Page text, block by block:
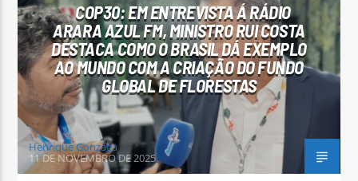
COP30: EM ENTREVISTA Á RÁDIO
ARARA AZUL FM, MINISTRO RUI COSTA
DESTACA COMO O BRASIL DÁ EXEMPLO
AO MUNDO COM A CRIAÇÃO DO FUNDO
GLOBAL DE FLORESTAS
Henrique Gonzaga
11 DE NOVEMBRO DE 2025